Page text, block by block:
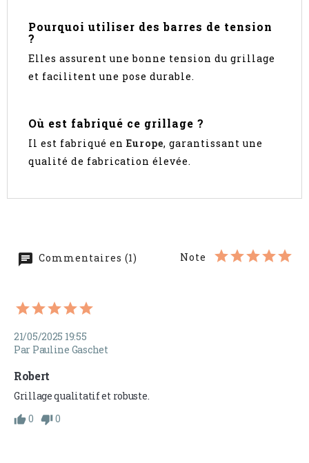
Pourquoi utiliser des barres de tension
?
Elles assurent une bonne tension du grillage
et facilitent une pose durable.
Où est fabriqué ce grillage ?
Il est fabriqué en Europe, garantissant une
qualité de fabrication élevée.
Commentaires (1) Note
21/05/2025 19:55
Par Pauline Gaschet
Robert
Grillage qualitatif et robuste.
0
0